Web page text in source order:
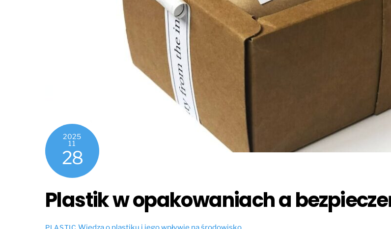
2025
11
28
Plastik w opakowaniach a
PLASTIC Wiedza o plastiku i jego wpływie na środowisko